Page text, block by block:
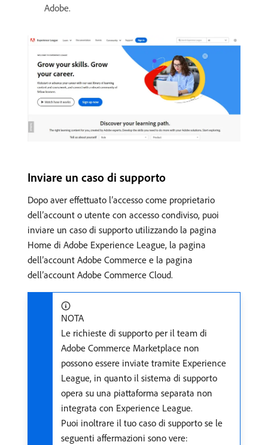
Adobe.
Inviare un caso di supporto
Dopo aver effettuato l’accesso come proprietario
dell’account o utente con accesso condiviso, puoi
inviare un caso di supporto utilizzando la pagina
Home di Adobe Experience League, la pagina
dell’account Adobe Commerce e la pagina
dell’account Adobe Commerce Cloud.
NOTA
Le richieste di supporto per il team di
Adobe Commerce Marketplace non
possono essere inviate tramite Experience
League, in quanto il sistema di supporto
opera su una piattaforma separata non
integrata con Experience League.
Puoi inoltrare il tuo caso di supporto se le
seguenti affermazioni sono vere: